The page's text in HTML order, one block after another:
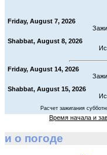
Friday, August 7, 2026
Shabbat, August 8, 2026
Friday, August 14, 2026
Shabbat, August 15, 2026
Расчет зажигания
Время начала и
и о погоде